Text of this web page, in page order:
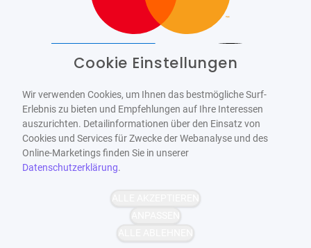
WCAG-2.1-AA
Cookie Einstellungen
Wir verwenden Cookies, um Ihnen das bestmögliche Surf-
Erlebnis zu bieten und Empfehlungen auf Ihre Interessen
auszurichten. Detailinformationen über den Einsatz von
Cookies und Services für Zwecke der Webanalyse und des
Online-Marketings finden Sie in unserer
Datenschutzerklärung.
ALLE AKZEPTIEREN
ANPASSEN
ALLE ABLEHNEN